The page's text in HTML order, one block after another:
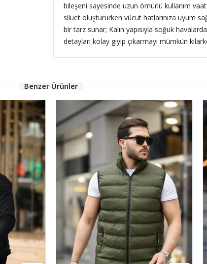
bileşeni sayesinde uzun ömürlü kullanım
siluet oluştururken vücut hatlarınıza uyum
bir tarz sunar; Kalın yapısıyla soğuk
detayları kolay giyip çıkarmayı mümkün
Benzer Ürünler